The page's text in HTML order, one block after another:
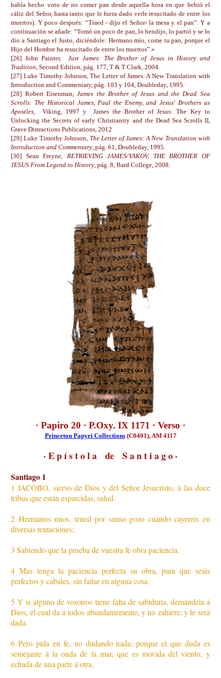
había hecho voto de no comer pan desde aquella hora en que bebió el
cáliz del Señor, hasta tanto que le fuera dado verle resucitado de entre los
muertos). Y poco después: “Traed - dijo el Señor- la mesa y el pan”. Y a
continuación se añade: “Tomó un poco de pan, lo bendijo, lo partió y se lo
dio a Santiago el Justo, diciéndole: Hermano mío, come tu pan, porque el
Hijo del Hombre ha resucitado de entre los muertos”.»
[26] John Painter, Just James: The Brother of Jesus in History and
Tradition , Second Edition, pág. 177, T & T Clark, 2004.
[27] Luke Timothy Johnson, The Letter of James: A New Translation with
Introduction and Commentary, pág. 103 y 104, Doubleday, 1995.
[28] Robert Eisenman,
James the Brother of Jesus and the Dead Sea
Scrolls: The Historical James, Paul the Enemy, and Jesus' Brothers as
Apostles , Viking, 1997 y James the Brother of Jesus: The Key to
Unlocking the Secrets of early Christianity and the Dead Sea Scrolls II,
Grave Distractions Publications, 2012
[29] Luke Timothy Johnson, The Letter of James: A New Translation with
Introduction and Commentary , pág. 61, Doubleday, 1995.
[30] Sean Freyne,
RETRIEVING JAMES/YAKOV, THE BROTHER OF
JESUS From Legend to History , pág. 8, Bard College, 2008.
· Papiro 20 · P.Oxy. IX 1171 · Verso ·
Princeton Papyri Collections(C0401), AM 4117
· E p í s t o l a de S a n t i a g o ·
Santiago 1
1 JACOBO, siervo de Dios y del Señor Jesucristo, á las doce
tribus que están esparcidas, salud.
2 Hermanos míos, tened por sumo gozo cuando cayereis en
diversas tentaciones;
3 Sabiendo que la prueba de vuestra fe obra paciencia.
4 Mas tenga la paciencia perfecta su obra, para que seáis
perfectos y cabales, sin faltar en alguna cosa.
5 Y si alguno de vosotros tiene falta de sabiduría, demándela á
Dios, el cual da á todos abundantemente, y no zahiere; y le será
dada.
6 Pero pida en fe, no dudando nada: porque el que duda es
semejante á la onda de la mar, que es movida del viento, y
echada de una parte á otra.